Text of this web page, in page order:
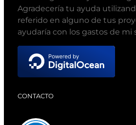
Agradecería tu ayuda
referido en alguno de tus
ayudaría con los gastos de mi
CONTACTO